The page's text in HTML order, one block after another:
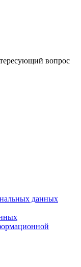
вопрос
данных